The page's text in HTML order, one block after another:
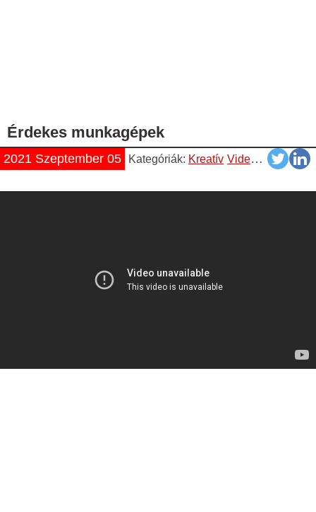
Érdekes munkagépek
2021 Szeptember 05 Kategóriák: Kreatív Videók YouTube